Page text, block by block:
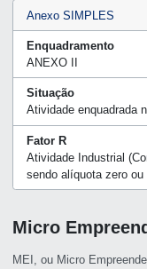
Anexo SIMPLES
Enquadramento
ANEXO II
Situação
Atividade enquadrada
Fator R
Atividade Industrial
sendo alíquota zero ou
Micro
MEI, ou Micro